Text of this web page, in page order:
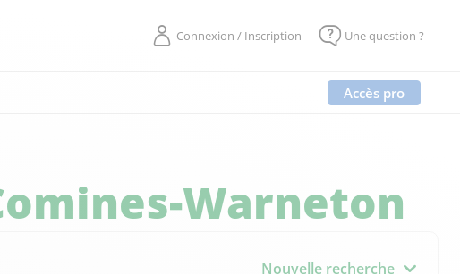
Connexion / Inscription Une question ?
Accès pro
Warneton
Nouvelle recherche